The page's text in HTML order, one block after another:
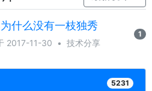
什么没有一枝独秀
2017-11-30 • 技术分享
1
5231